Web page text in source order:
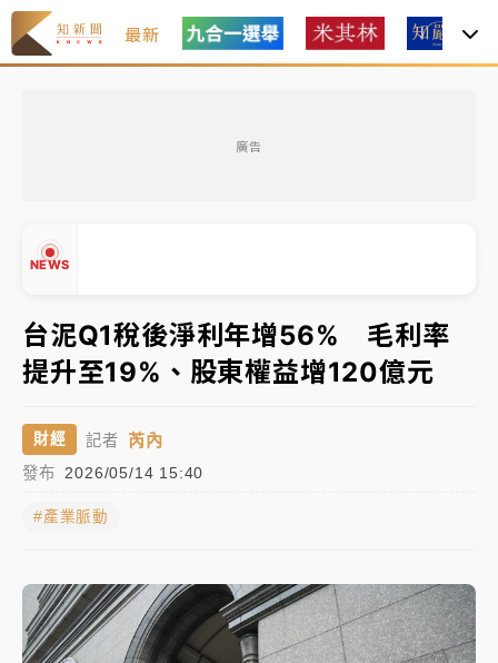
最新
廣告
NEWS
處置制度大變革！ 證交所今起縮短股票「關禁閉」天
數與撮合時間
才續任就飛美國大學面試 清大校長高為元致歉：機會
到來時引起我的好奇
白海豚颱風解除海警 西南風來了！4縣市大雨特報、各
分析｜
標？ 鴻海本週法說法人關注的四大重點
中租控股7月營收創今年新高 前7月獲利成長6%
台泥Q1稅後淨利年增56% 毛利率
提升至19%、股東權益增120億元
財經 記者 芮內
發布 2026/05/14 15:40
#產業脈動